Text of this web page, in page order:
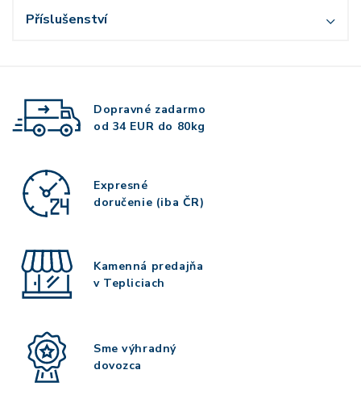
Příslušenství
Dopravné zadarmo
od 34 EUR do 80kg
Expresné
doručenie (iba ČR)
Kamenná predajňa
v Tepliciach
Sme výhradný
dovozca